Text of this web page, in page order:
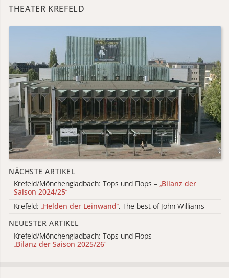
THEATER KREFELD
NÄCHSTE ARTIKEL
Krefeld/Mönchengladbach: Tops und Flops – „Bilanz der
Saison 2024/25“
Krefeld: „Helden der Leinwand“, The best of John Williams
NEUESTER ARTIKEL
Krefeld/Mönchengladbach: Tops und Flops –
„Bilanz der Saison 2025/26“